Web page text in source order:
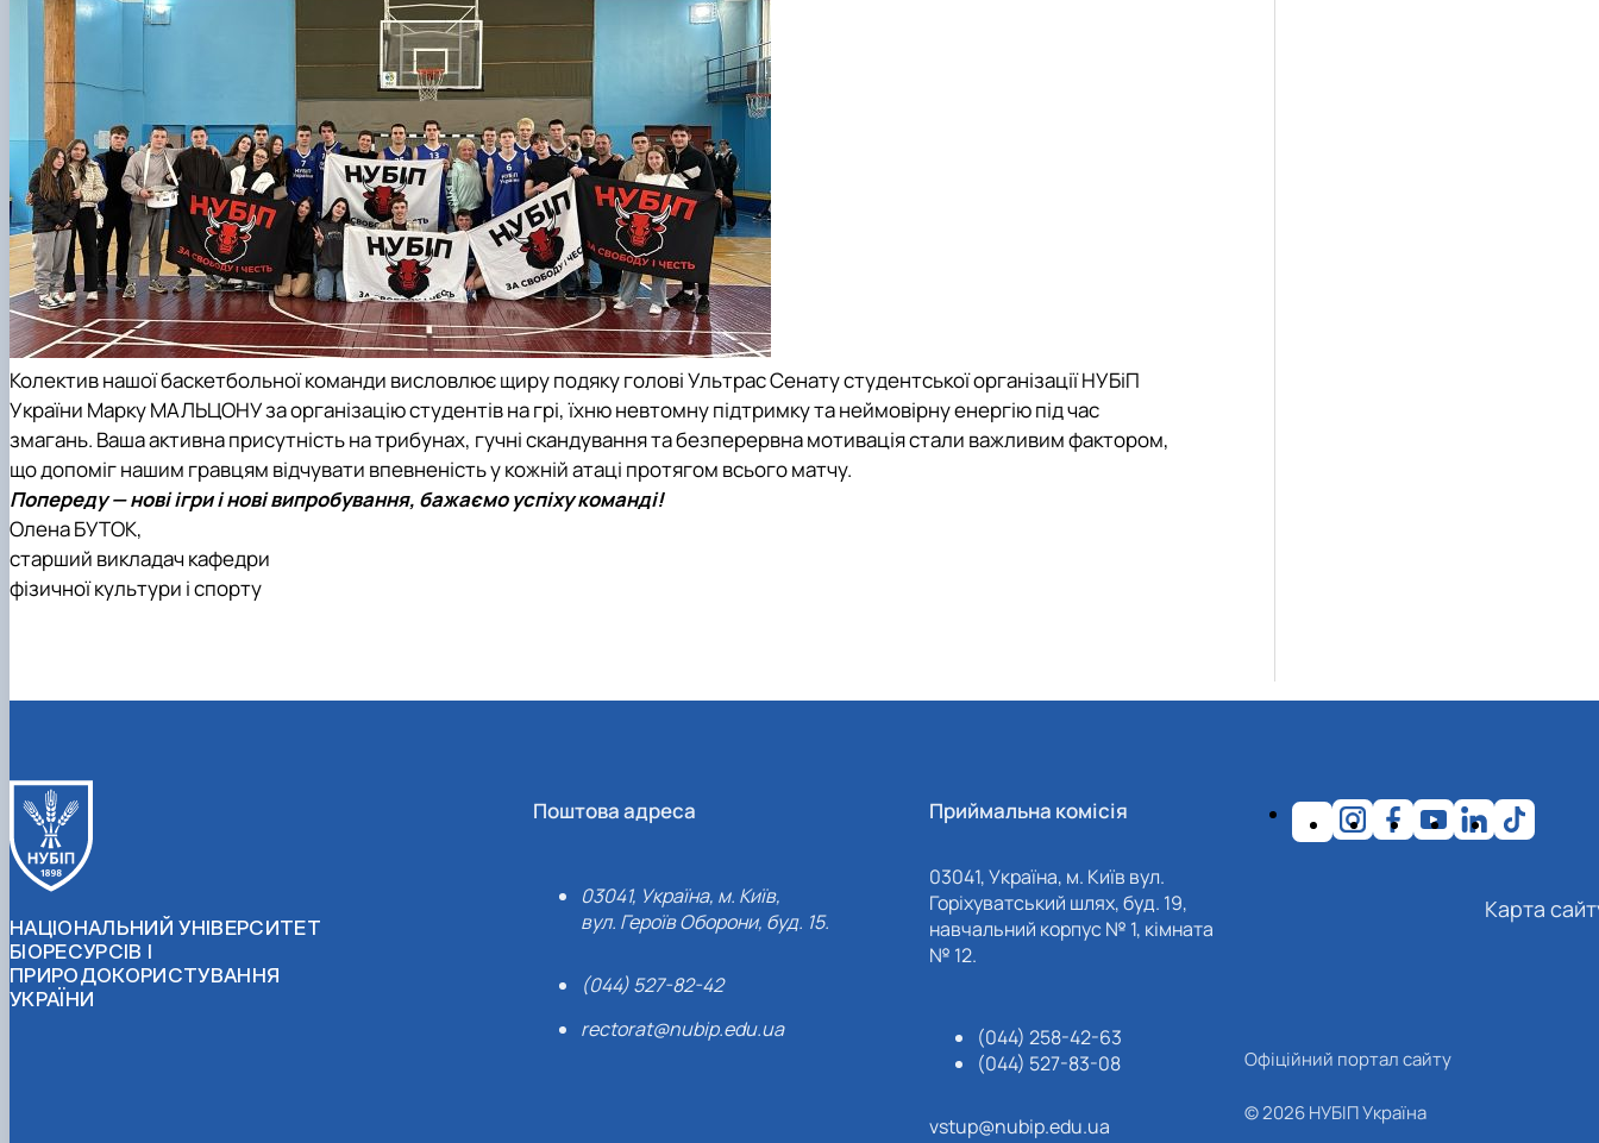
Колектив нашої баскетбольної команди висловлює щиру подяку голові Ультрас Сенату студентської організації НУБіП
України Марку МАЛЬЦОНУ за організацію студентів на грі, їхню невтомну підтримку та неймовірну енергію під час
змагань. Ваша активна присутність на трибунах, гучні скандування та безперервна мотивація стали важливим фактором,
що допоміг нашим гравцям відчувати впевненість у кожній атаці протягом всього матчу.
Попереду — нові ігри і нові випробування, бажаємо успіху команді!
Олена БУТОК,
старший викладач кафедри
фізичної культури і спорту
НАЦІОНАЛЬНИЙ УНІВЕРСИТЕТ
БІОРЕСУРСІВ І
ПРИРОДОКОРИСТУВАННЯ
УКРАЇНИ
Поштова адреса
03041, Україна, м. Київ,
вул. Героїв Оборони, буд. 15.
(044) 527-82-42
rectorat@nubip.edu.ua
Приймальна комісія
03041, Україна, м. Київ вул.
Горіхуватський шлях, буд. 19,
навчальний корпус № 1, кімната
№ 12.
(044) 258-42-63
(044) 527-83-08
vstup@nubip.edu.ua
Карта
Офіційний портал сайту
© 2026 НУБІП Україна